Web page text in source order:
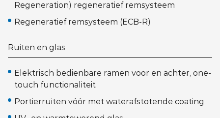
Regeneration) regeneratief remsysteem
Regeneratief remsysteem (ECB-R)
Ruiten en glas
Elektrisch bedienbare ramen voor en achter, one-
touch functionaliteit
Portierruiten vóór met waterafstotende coating